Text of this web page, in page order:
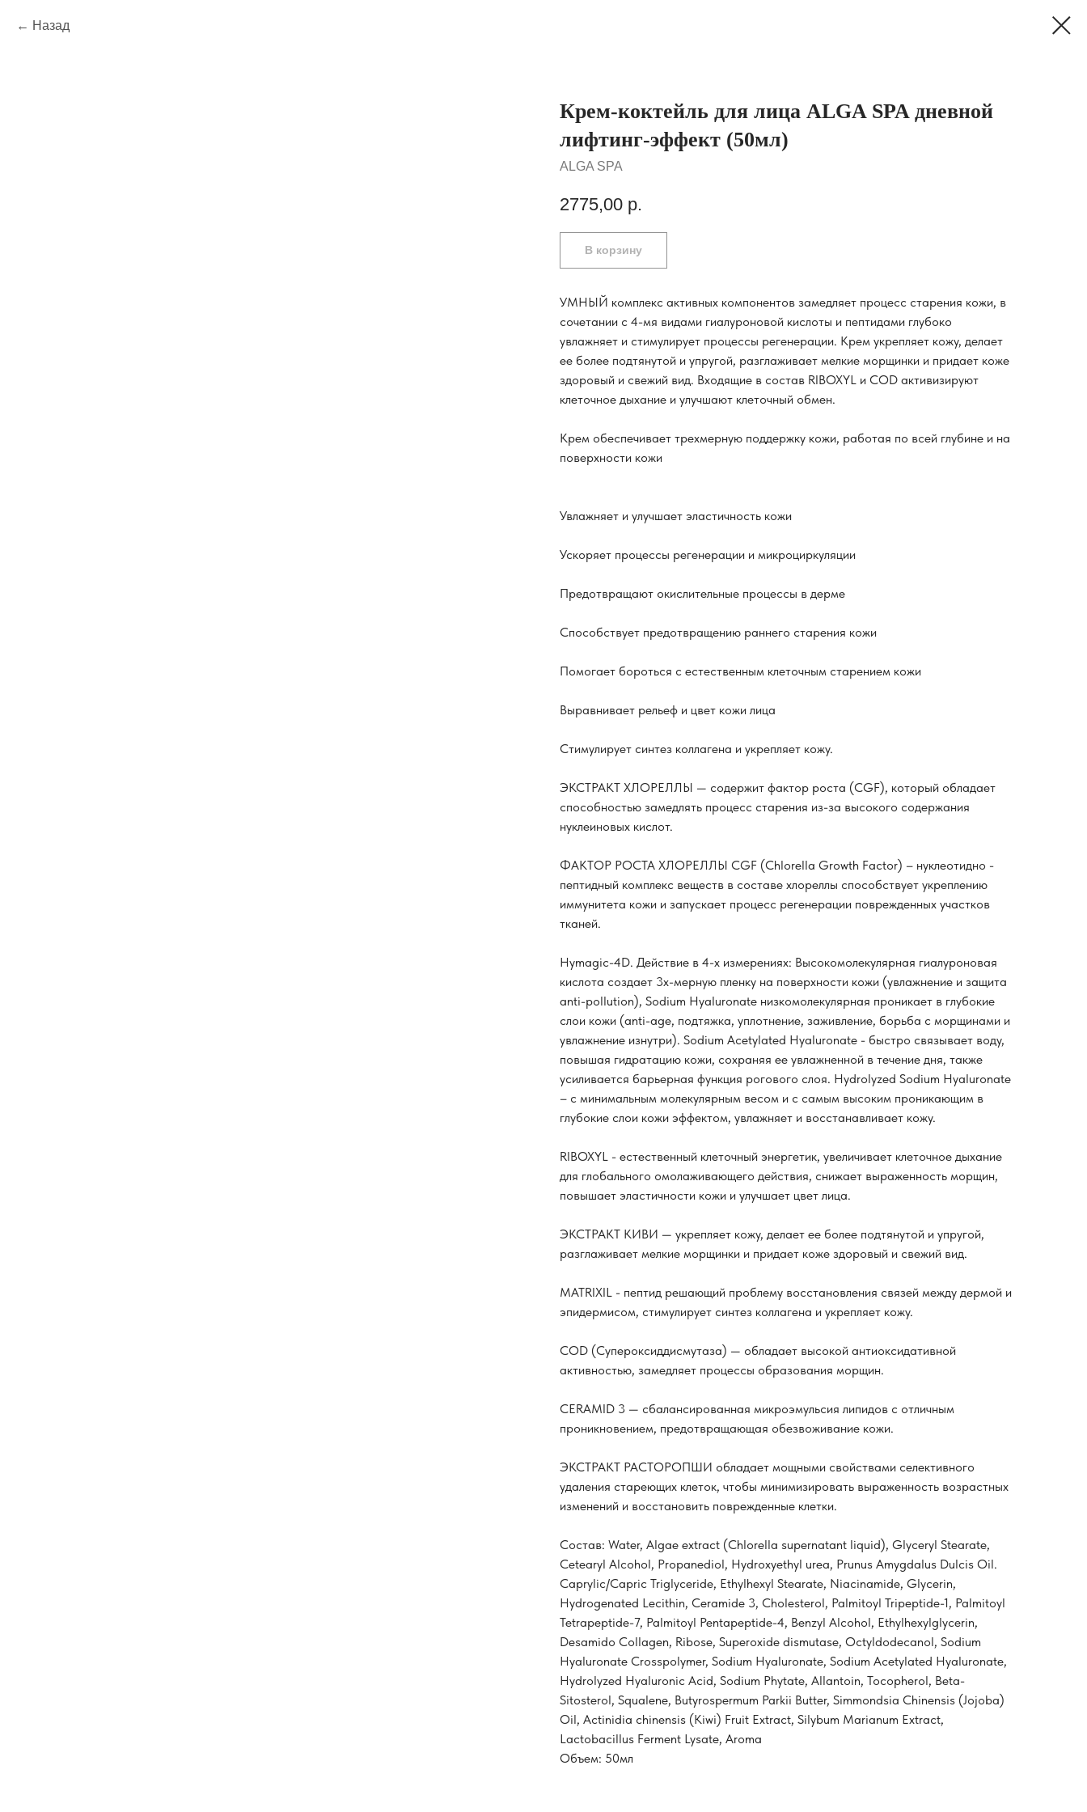
Назад
Крем-коктейль для лица ALGA SPA дневной
лифтинг-эффект (50мл)
ALGA SPA
2775,00 р.
В корзину
УМНЫЙ комплекс активных компонентов замедляет процесс старения кожи, в
сочетании с 4-мя видами гиалуроновой кислоты и пептидами глубоко
увлажняет и стимулирует процессы регенерации. Крем укрепляет кожу, делает
ее более подтянутой и упругой, разглаживает мелкие морщинки и придает коже
здоровый и свежий вид. Входящие в состав RIBOXYL и COD активизируют
клеточное дыхание и улучшают клеточный обмен.
Крем обеспечивает трехмерную поддержку кожи, работая по всей глубине и на
поверхности кожи
Увлажняет и улучшает эластичность кожи
Ускоряет процессы регенерации и микроциркуляции
Предотвращают окислительные процессы в дерме
Способствует предотвращению раннего старения кожи
Помогает бороться с естественным клеточным старением кожи
Выравнивает рельеф и цвет кожи лица
Стимулирует синтез коллагена и укрепляет кожу.
ЭКСТРАКТ ХЛОРЕЛЛЫ — содержит фактор роста (CGF), который обладает
способностью замедлять процесс старения из-за высокого содержания
нуклеиновых кислот.
ФАКТОР РОСТА ХЛОРЕЛЛЫ CGF (Chlorella Growth Factor) – нуклеотидно -
пептидный комплекс веществ в составе хлореллы способствует укреплению
иммунитета кожи и запускает процесс регенерации поврежденных участков
тканей.
Hymagic-4D. Действие в 4-х измерениях: Высокомолекулярная гиалуроновая
кислота создает 3х-мерную пленку на поверхности кожи (увлажнение и защита
anti-pollution), Sodium Hyaluronate низкомолекулярная проникает в глубокие
слои кожи (anti-age, подтяжка, уплотнение, заживление, борьба с морщинами и
увлажнение изнутри). Sodium Acetylated Hyaluronate - быстро связывает воду,
повышая гидратацию кожи, сохраняя ее увлажненной в течение дня, также
усиливается барьерная функция рогового слоя. Hydrolyzed Sodium Hyaluronate
– с минимальным молекулярным весом и с самым высоким проникающим в
глубокие слои кожи эффектом, увлажняет и восстанавливает кожу.
RIBOXYL - естественный клеточный энергетик, увеличивает клеточное дыхание
для глобального омолаживающего действия, снижает выраженность морщин,
повышает эластичности кожи и улучшает цвет лица.
ЭКСТРАКТ КИВИ — укрепляет кожу, делает ее более подтянутой и упругой,
разглаживает мелкие морщинки и придает коже здоровый и свежий вид.
MATRIXIL - пептид решающий проблему восстановления связей между дермой и
эпидермисом, стимулирует синтез коллагена и укрепляет кожу.
COD (Супероксиддисмутаза) — обладает высокой антиоксидативной
активностью, замедляет процессы образования морщин.
СERAMID 3 — сбалансированная микроэмульсия липидов с отличным
проникновением, предотвращающая обезвоживание кожи.
ЭКСТРАКТ РАСТОРОПШИ обладает мощными свойствами селективного
удаления стареющих клеток, чтобы минимизировать выраженность возрастных
изменений и восстановить поврежденные клетки.
Состав: Water, Algae extract (Chlorella supernatant liquid), Glyceryl Stearate,
Cetearyl Alcohol, Propanediol, Hydroxyethyl urea, Prunus Amygdalus Dulcis Oil.
Caprylic/Capric Triglyceride, Ethylhexyl Stearate, Niacinamide, Glycerin,
Hydrogenated Lecithin, Ceramide 3, Cholesterol, Palmitoyl Tripeptide-1, Palmitoyl
Tetrapeptide-7, Palmitoyl Pentapeptide-4, Benzyl Alcohol, Ethylhexylglycerin,
Desamido Collagen, Ribose, Superoxide dismutase, Octyldodecanol, Sodium
Hyaluronate Crosspolymer, Sodium Hyaluronate, Sodium Acetylated Hyaluronate,
Hydrolyzed Hyaluronic Acid, Sodium Phytate, Allantoin, Tocopherol, Beta-
Sitosterol, Squalene, Butyrospermum Parkii Butter, Simmondsia Chinensis (Jojoba)
Oil, Actinidia chinensis (Kiwi) Fruit Extract, Silybum Marianum Extract,
Lactobacillus Ferment Lysate, Aroma
Объем: 50мл